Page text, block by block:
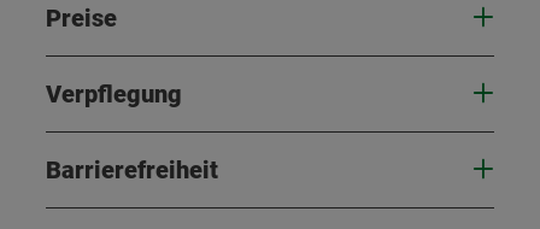
Preise
Verpflegung
Barrierefreiheit